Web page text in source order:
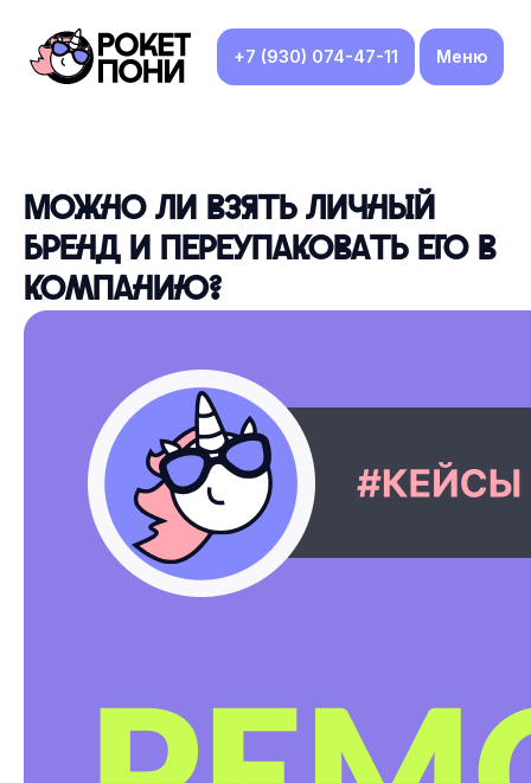
+7 (930) 074-47-11 Меню
Можно ли взять личный
бренд и переупаковать его в
компанию?